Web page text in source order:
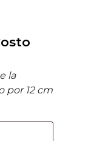
la
por 12 cm